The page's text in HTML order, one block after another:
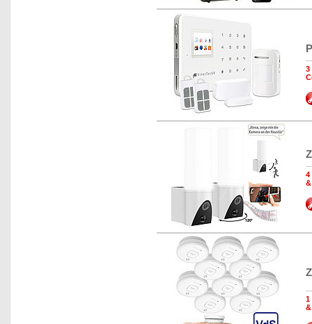
3
4
1